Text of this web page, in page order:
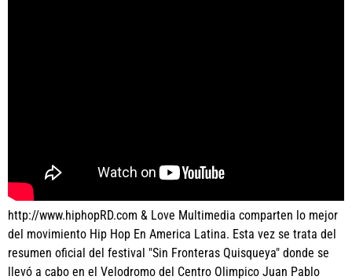
http://www.hiphopRD.com & Love Multimedia comparten lo mejor
del movimiento Hip Hop En America Latina. Esta vez se trata del
resumen oficial del festival "Sin Fronteras Quisqueya" donde se
llevó a cabo en el Velodromo del Centro Olimpico Juan Pablo